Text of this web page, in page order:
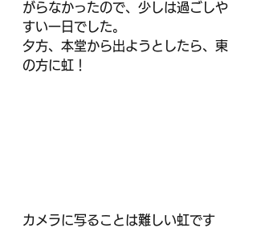
がらなかったので、少しは過ごしや
すい一日でした。
夕方、本堂から出ようとしたら、東
の方に虹！
カメラに写ることは難しい虹です